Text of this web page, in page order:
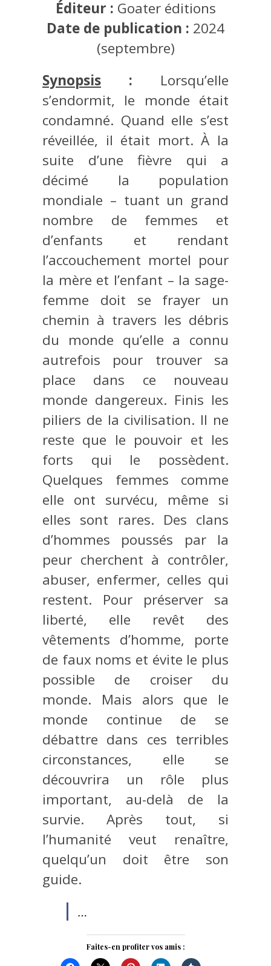
Éditeur : Goater éditions
Date de publication : 2024
(septembre)
Synopsis : Lorsqu’elle
s’endormit, le monde était
condamné. Quand elle s’est
réveillée, il était mort. À la
suite d’une fièvre qui a
décimé la population
mondiale – tuant un grand
nombre de femmes et
d’enfants et rendant
l’accouchement mortel pour
la mère et l’enfant – la sage-
femme doit se frayer un
chemin à travers les débris
du monde qu’elle a connu
autrefois pour trouver sa
place dans ce nouveau
monde dangereux. Finis les
piliers de la civilisation. Il ne
reste que le pouvoir et les
forts qui le possèdent.
Quelques femmes comme
elle ont survécu, même si
elles sont rares. Des clans
d’hommes poussés par la
peur cherchent à contrôler,
abuser, enfermer, celles qui
restent. Pour préserver sa
liberté, elle revêt des
vêtements d’homme, porte
de faux noms et évite le plus
possible de croiser du
monde. Mais alors que le
monde continue de se
débattre dans ces terribles
circonstances, elle se
découvrira un rôle plus
important, au-delà de la
survie. Après tout, si
l’humanité veut renaître,
quelqu’un doit être son
guide.
…
Faites-en profiter vos amis :